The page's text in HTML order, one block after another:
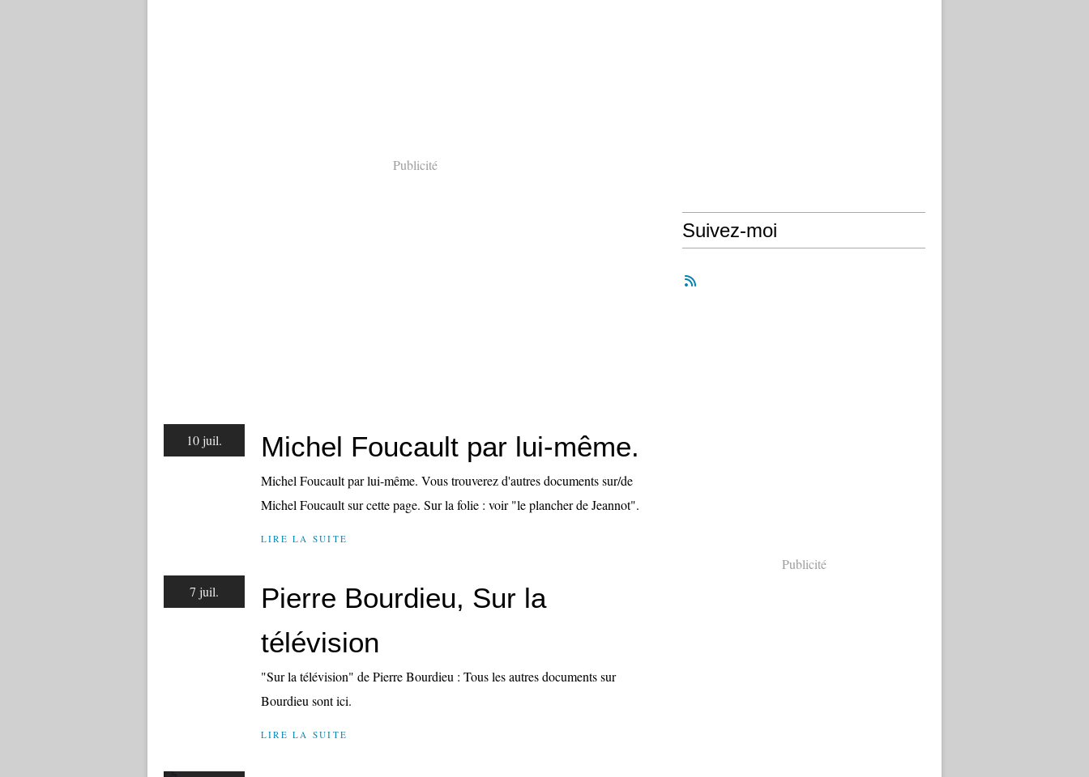
Publicité
10 juil. Michel Foucault par lui-même.
Michel Foucault par lui-même. Vous trouverez d'autres documents sur/de
Michel Foucault sur cette page. Sur la folie : voir "le plancher de Jeannot".
LIRE LA SUITE
7 juil.
Pierre Bourdieu, Sur la
télévision
"Sur la télévision" de Pierre Bourdieu : Tous les autres documents sur
Bourdieu sont ici.
LIRE LA SUITE
Suivez-moi
Publicité